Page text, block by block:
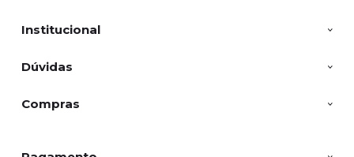
Institucional
Dúvidas
Compras